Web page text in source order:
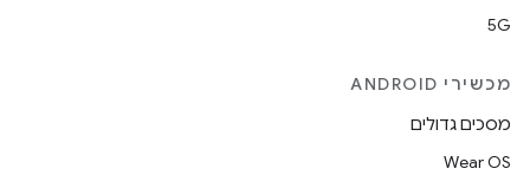
5G
מכשירי ANDROID
מסכים גדולים
Wear OS